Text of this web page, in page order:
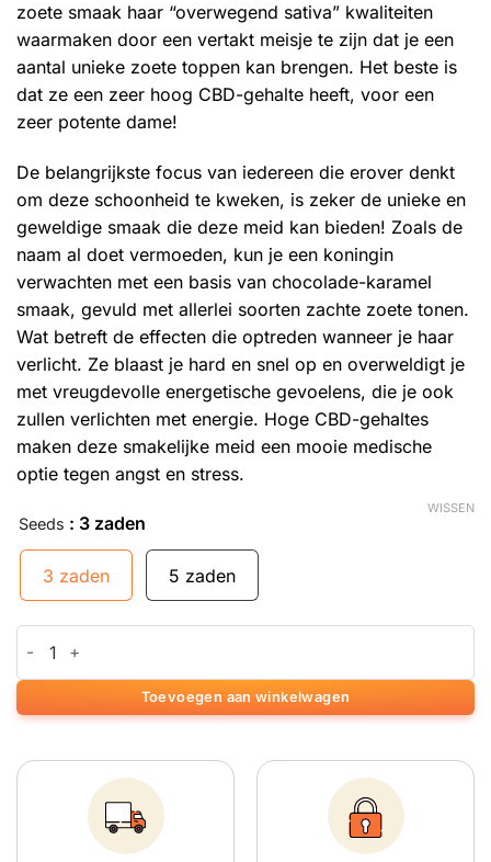
zoete smaak haar “overwegend sativa” kwaliteiten
waarmaken door een vertakt meisje te zijn dat je een
aantal unieke zoete toppen kan brengen. Het beste is
dat ze een zeer hoog CBD-gehalte heeft, voor een
zeer potente dame!
De belangrijkste focus van iedereen die erover denkt
om deze schoonheid te kweken, is zeker de unieke en
geweldige smaak die deze meid kan bieden! Zoals de
naam al doet vermoeden, kun je een koningin
verwachten met een basis van chocolade-karamel
smaak, gevuld met allerlei soorten zachte zoete tonen.
Wat betreft de effecten die optreden wanneer je haar
verlicht. Ze blaast je hard en snel op en overweldigt je
met vreugdevolle energetische gevoelens, die je ook
zullen verlichten met energie. Hoge CBD-gehaltes
maken deze smakelijke meid een mooie medische
optie tegen angst en stress.
Seeds : 3 zaden
3 zaden 5 zaden
WISSEN
Toevoegen aan winkelwagen